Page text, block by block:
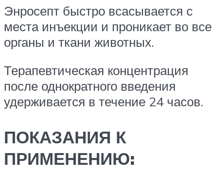
Энросепт быстро всасывается с
места инъекции и проникает во все
органы и ткани животных.
Терапевтическая концентрация
после однократного введения
удерживается в течение 24 часов.
ПОКАЗАНИЯ К
ПРИМЕНЕНИЮ: